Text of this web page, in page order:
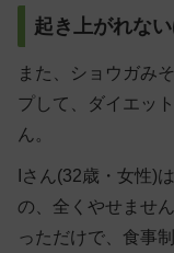
起き上がれな
また、ショウガみ
プして、ダイエッ
ん。
Iさん(32歳・女性)
の、全くやせませ
っただけで、食事